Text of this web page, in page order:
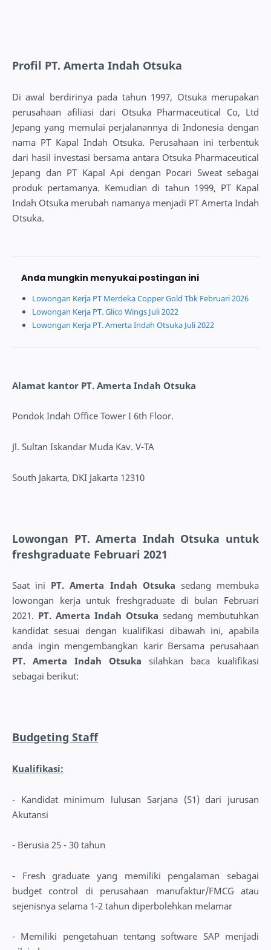
Profil PT. Amerta Indah Otsuka
Di awal berdirinya pada tahun 1997, Otsuka merupakan
perusahaan afiliasi dari Otsuka Pharmaceutical Co, Ltd
Jepang yang memulai perjalanannya di Indonesia dengan
nama PT Kapal Indah Otsuka. Perusahaan ini terbentuk
dari hasil investasi bersama antara Otsuka Pharmaceutical
Jepang dan PT Kapal Api dengan Pocari Sweat sebagai
produk pertamanya. Kemudian di tahun 1999, PT Kapal
Indah Otsuka merubah namanya menjadi PT Amerta Indah
Otsuka.
Anda mungkin menyukai postingan ini
Lowongan Kerja PT Merdeka Copper Gold Tbk Februari 2026
Lowongan Kerja PT. Glico Wings Juli 2022
Lowongan Kerja PT. Amerta Indah Otsuka Juli 2022
Alamat kantor PT. Amerta Indah Otsuka
Pondok Indah Office Tower I 6th Floor.
Jl. Sultan Iskandar Muda Kav. V-TA
South Jakarta, DKI Jakarta 12310
Lowongan PT. Amerta Indah Otsuka untuk
freshgraduate Februari 2021
Saat ini PT. Amerta Indah Otsuka sedang membuka
lowongan kerja untuk freshgraduate di bulan Februari
2021. PT. Amerta Indah Otsuka sedang membutuhkan
kandidat sesuai dengan kualifikasi dibawah ini, apabila
anda ingin mengembangkan karir Bersama perusahaan
PT. Amerta Indah Otsuka silahkan baca kualifikasi
sebagai berikut:
Budgeting Staff
Kualifikasi:
- Kandidat minimum lulusan Sarjana (S1) dari jurusan
Akutansi
- Berusia 25 - 30 tahun
- Fresh graduate yang memiliki pengalaman sebagai
budget control di perusahaan manufaktur/FMCG atau
sejenisnya selama 1-2 tahun diperbolehkan melamar
- Memiliki pengetahuan tentang software SAP menjadi